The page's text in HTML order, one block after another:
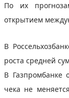
По их
открытием
В
роста средней
В Газпромбанке
чека не